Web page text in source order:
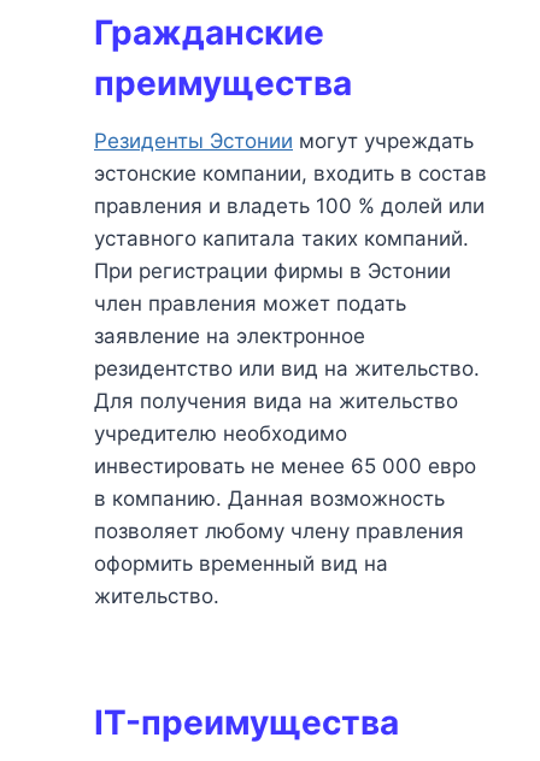
Гражданские
преимущества
Резиденты Эстонии могут учреждать
эстонские компании, входить в состав
правления и владеть 100 % долей или
уставного капитала таких компаний.
При регистрации фирмы в Эстонии
член правления может подать
заявление на электронное
резидентство или вид на жительство.
Для получения вида на жительство
учредителю необходимо
инвестировать не менее 65 000 евро
в компанию. Данная возможность
позволяет любому члену правления
оформить временный вид на
жительство.
IT-преимущества